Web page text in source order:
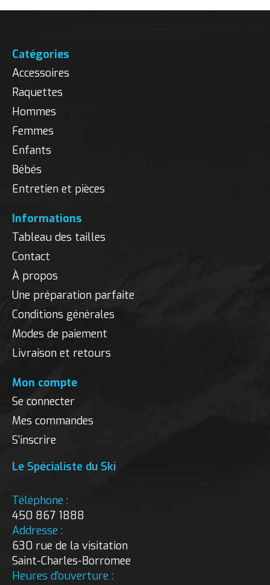
Catégories
Accessoires
Raquettes
Hommes
Femmes
Enfants
Bébés
Entretien et pièces
Informations
Tableau des tailles
Contact
À propos
Une préparation parfaite
Conditions générales
Modes de paiement
Livraison et retours
Mon compte
Se connecter
Mes commandes
S'inscrire
Le Spécialiste du Ski
Téléphone :
450 867 1888
Addresse :
630 rue de la visitation
Saint-Charles-Borromee
Heures d’ouverture :